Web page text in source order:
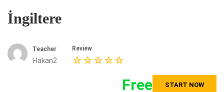
İngiltere
Teacher
Hakan2
Review
Free START NOW